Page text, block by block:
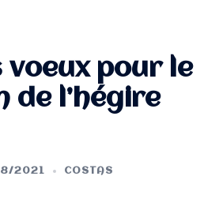
voeux pour le
de l’hégire
2021 COSTAS